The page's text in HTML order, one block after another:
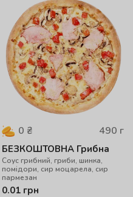
0 ₴ 490 г
БЕЗКОШТОВНА Грибна
Cоус грибний, гриби, шинка,
помідори, сир моцарела, сир
пармезан
0.01 грн